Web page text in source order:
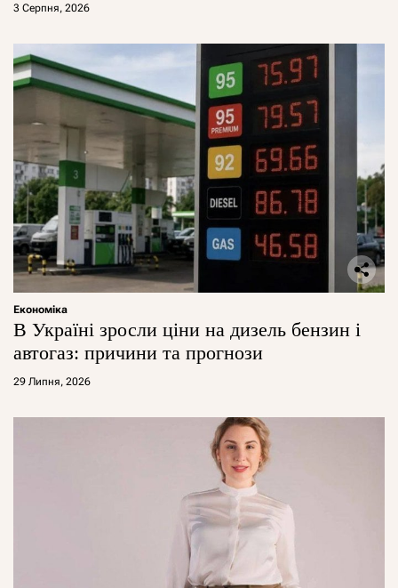
3 Серпня, 2026
Економіка
В Україні зросли ціни на дизель бензин і
автогаз: причини та прогнози
29 Липня, 2026